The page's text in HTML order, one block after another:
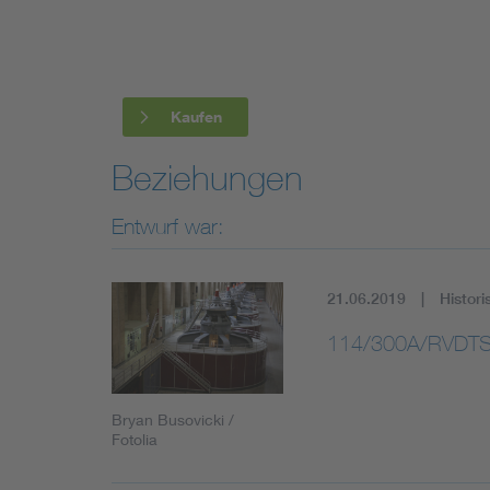
Mobility
Kaufen
Beziehungen
Entwurf war:
Bryan Busovicki /
Fotolia
21.06.2019
114/300A/